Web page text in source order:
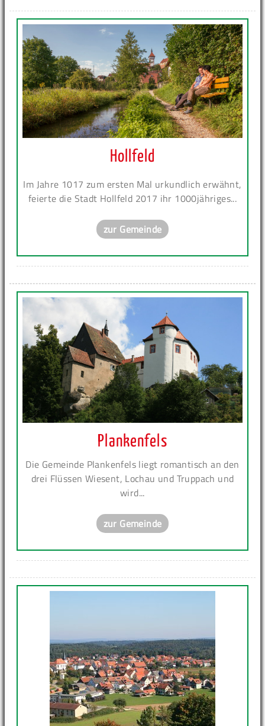
Hollfeld
Im Jahre 1017 zum ersten Mal urkundlich erwähnt,
feierte die Stadt Hollfeld 2017 ihr 1000jähriges...
zur Gemeinde
Plankenfels
Die Gemeinde Plankenfels liegt romantisch an den
drei Flüssen Wiesent, Lochau und Truppach und
wird...
zur Gemeinde